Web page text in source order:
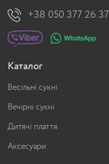
+38 050 377 26 37
Каталог
Весільні сукні
Вечірні сукні
Дитячі плаття
Аксесуари